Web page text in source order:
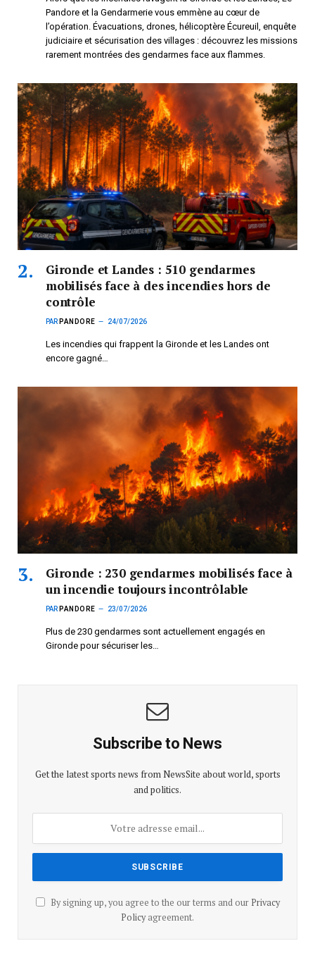
Pandore et la Gendarmerie vous emmène au cœur de
l’opération. Évacuations, drones, hélicoptère Écureuil, enquête
judiciaire et sécurisation des villages : découvrez les missions
rarement montrées des gendarmes face aux flammes.
Gironde et Landes : 510 gendarmes
mobilisés face à des incendies hors de
contrôle
PAR PANDORE 24/07/2026
Les incendies qui frappent la Gironde et les Landes ont
encore gagné…
Gironde : 230 gendarmes mobilisés face à
un incendie toujours incontrôlable
PAR PANDORE 23/07/2026
Plus de 230 gendarmes sont actuellement engagés en
Gironde pour sécuriser les…
Subscribe to News
Get the latest sports news from NewsSite about world, sports
and politics.
By signing up, you agree to the our terms and our Privacy
Policyagreement.